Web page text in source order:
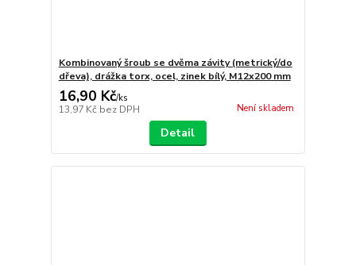
Kombinovaný šroub se dvěma závity (metrický/do
dřeva), drážka torx, ocel, zinek bílý, M12x200 mm
16,90 Kč/ks
13,97 Kč bez DPH Není skladem
Detail